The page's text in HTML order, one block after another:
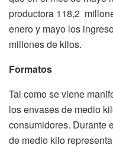
productora 118,2
enero y mayo los
millones de kilos.
Formatos
Tal como se viene
los envases de medio
consumidores. Durante
de medio kilo